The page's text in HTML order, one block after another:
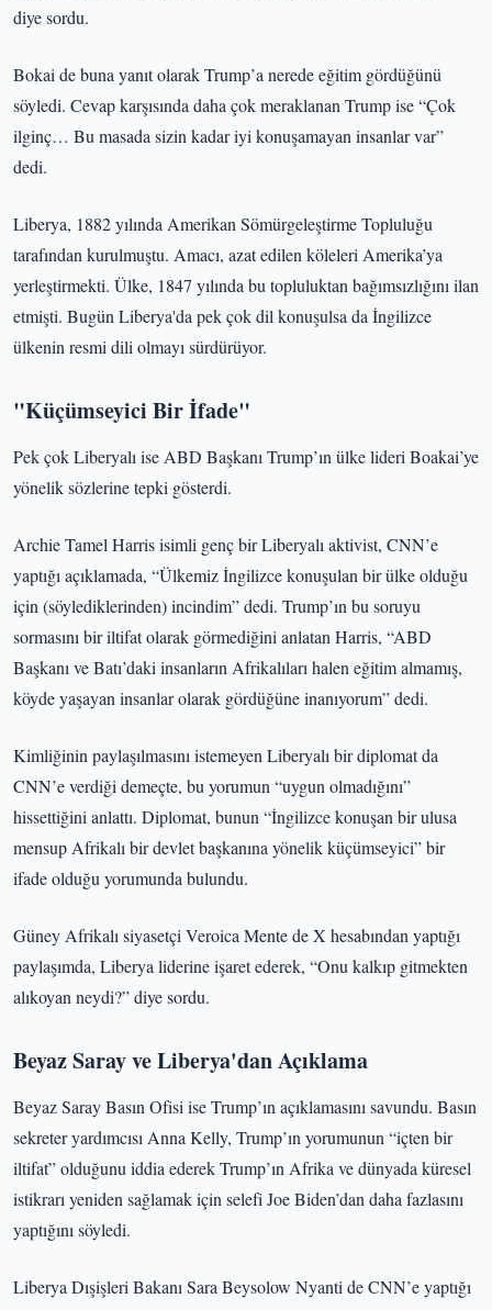
diye sordu.
Bokai de buna yanıt olarak Trump’a nerede eğitim gördüğünü
söyledi. Cevap karşısında daha çok meraklanan Trump ise “Çok
ilginç… Bu masada sizin kadar iyi konuşamayan insanlar var”
dedi.
Liberya, 1882 yılında Amerikan Sömürgeleştirme Topluluğu
tarafından kurulmuştu. Amacı, azat edilen köleleri Amerika’ya
yerleştirmekti. Ülke, 1847 yılında bu topluluktan bağımsızlığını ilan
etmişti. Bugün Liberya'da pek çok dil konuşulsa da İngilizce
ülkenin resmi dili olmayı sürdürüyor.
"Küçümseyici Bir İfade"
Pek çok Liberyalı ise ABD Başkanı Trump’ın ülke lideri Boakai’ye
yönelik sözlerine tepki gösterdi.
Archie Tamel Harris isimli genç bir Liberyalı aktivist, CNN’e
yaptığı açıklamada, “Ülkemiz İngilizce konuşulan bir ülke olduğu
için (söylediklerinden) incindim” dedi. Trump’ın bu soruyu
sormasını bir iltifat olarak görmediğini anlatan Harris, “ABD
Başkanı ve Batı’daki insanların Afrikalıları halen eğitim almamış,
köyde yaşayan insanlar olarak gördüğüne inanıyorum” dedi.
Kimliğinin paylaşılmasını istemeyen Liberyalı bir diplomat da
CNN’e verdiği demeçte, bu yorumun “uygun olmadığını”
hissettiğini anlattı. Diplomat, bunun “İngilizce konuşan bir ulusa
mensup Afrikalı bir devlet başkanına yönelik küçümseyici” bir
ifade olduğu yorumunda bulundu.
Güney Afrikalı siyasetçi Veroica Mente de X hesabından yaptığı
paylaşımda, Liberya liderine işaret ederek, “Onu kalkıp gitmekten
alıkoyan neydi?” diye sordu.
Beyaz Saray ve Liberya'dan Açıklama
Beyaz Saray Basın Ofisi ise Trump’ın açıklamasını savundu. Basın
sekreter yardımcısı Anna Kelly, Trump’ın yorumunun “içten bir
iltifat” olduğunu iddia ederek Trump’ın Afrika ve dünyada küresel
istikrarı yeniden sağlamak için selefi Joe Biden’dan daha fazlasını
yaptığını söyledi.
Liberya Dışişleri Bakanı Sara Beysolow Nyanti de CNN’e yaptığı